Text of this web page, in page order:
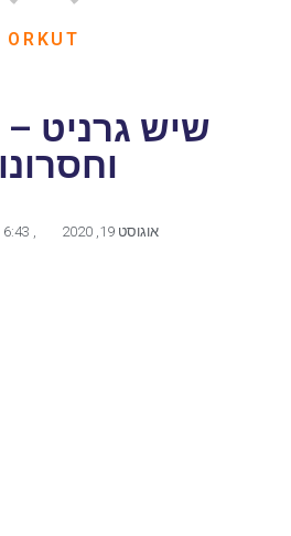
ORKUT
שיש גרניט –
אוגוסט 19, 2020 ,